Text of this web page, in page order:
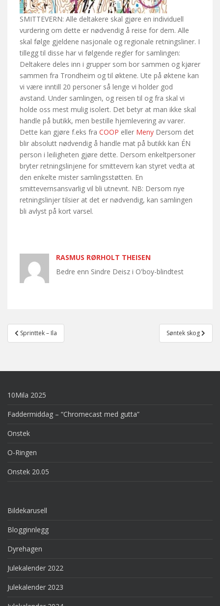
SMITTEVERN: Alle deltakere skal gjøre en individuell
vurdering om dette er nødvendig å reise for dem. Alle
skal følge gjeldene nasjonale og regionale retningsliner. I
tillegg til disse har vi følgende regler for samlingen:
Deltakere deles inn i grupper som bor sammen og kjører
sammen fra Trondheim og til øktene. Ute på øktene kan
vi være inntill 20 personer så lenge vi holder god
avstand. Under samlingen, og reisen til og fra skal vi
holde oss mest mulig isolert. Det betyr at man ikke skal
handle på butikk, men bestille hjemlevering av varer.
Dette kan gjøre f.eks fra COOP eller Meny Dersom det
blir absolutt nødvendig å handle mat på butikk kan ÉN
person i leiligheten gjøre dette. Dersom enkeltpersoner
bryter retningslinjene for smittevern kan styret vedta at
den enkelte mister samlingsstøtten. En
smittevernsansvarlig vil bli utnevnt. NB: Dersom nye
retningslinjer tilsier at det er nødvendig, kan samlingen
bli avlyst på kort varsel.
RASMUS RØRHOLT THEISEN
Bedre enn Sindre Deisz i O'boy-blindtest
Post
navigation
Sprinttek – Ila Søntek skog
10Mila 2025
Faddermiddag – “Chromecast med gutta”
Onstek
O-Ringen
Onstek 20.05
Bildekarusell
Blogginnlegg
Dyrehagen
Julekalender 2022
Julekalender 2023